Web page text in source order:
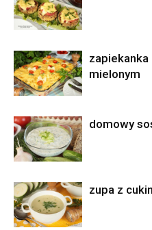
mielonym
domowy
zupa z